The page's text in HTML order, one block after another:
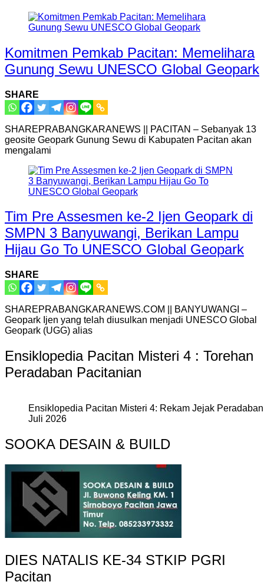
Komitmen Pemkab Pacitan: Memelihara
Gunung Sewu UNESCO Global Geopark
SHARE
SHAREPRABANGKARANEWS || PACITAN – Sebanyak 13
geosite Geopark Gunung Sewu di Kabupaten Pacitan akan
mengalami
Tim Pre Assesmen ke-2 Ijen Geopark di
SMPN 3 Banyuwangi, Berikan Lampu
Hijau Go To UNESCO Global Geopark
SHARE
SHAREPRABANGKARANEWS.COM || BANYUWANGI –
Geopark Ijen yang telah diusulkan menjadi UNESCO Global
Geopark (UGG) alias
Ensiklopedia Pacitan Misteri 4 : Torehan
Peradaban Pacitanian
Ensiklopedia Pacitan Misteri 4: Rekam Jejak
Juli 2026
SOOKA DESAIN & BUILD
DIES NATALIS KE-34 STKIP PGRI
Pacitan